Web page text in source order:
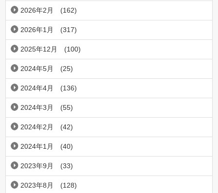
2026年2月 (162)
2026年1月 (317)
2025年12月 (100)
2024年5月 (25)
2024年4月 (136)
2024年3月 (55)
2024年2月 (42)
2024年1月 (40)
2023年9月 (33)
2023年8月 (128)